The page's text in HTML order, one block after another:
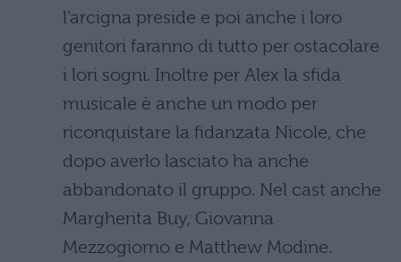
l'arcigna preside e poi anche i loro
genitori faranno di tutto per ostacolare
i lori sogni. Inoltre per Alex la sfida
musicale è anche un modo per
riconquistare la fidanzata Nicole, che
dopo averlo lasciato ha anche
abbandonato il gruppo. Nel cast anche
Margherita Buy, Giovanna
Mezzogiorno e Matthew Modine.